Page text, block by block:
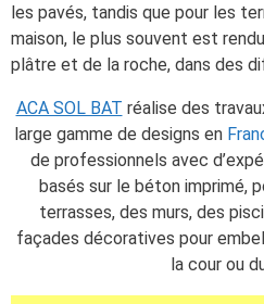
les pavés, tandis que pour les
maison, le plus souvent est
plâtre et de la roche, dans des
ACA SOL BAT réalise des
large gamme de designs en
de professionnels avec
basés sur le béton imprimé,
terrasses, des murs, des
façades décoratives pour
la cour ou